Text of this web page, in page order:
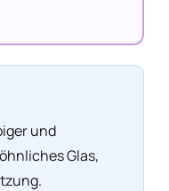
und
Glas,